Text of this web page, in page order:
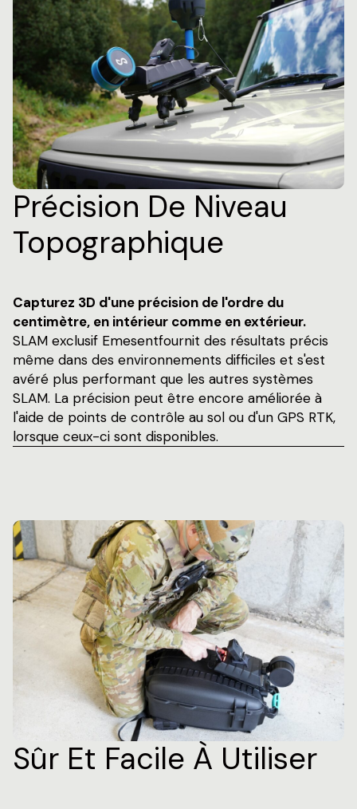
Précision De Niveau
Topographique
Capturez 3D d'une précision de l'ordre du
centimètre, en intérieur comme en extérieur.
SLAM exclusif Emesentfournit des résultats précis
même dans des environnements difficiles et s'est
avéré plus performant que les autres systèmes
SLAM. La précision peut être encore améliorée à
l'aide de points de contrôle au sol ou d'un GPS RTK,
lorsque ceux-ci sont disponibles.
Sûr Et Facile À Utiliser